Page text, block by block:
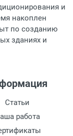
и
накоплен
по созданию
зданиях и
Статьи
работа